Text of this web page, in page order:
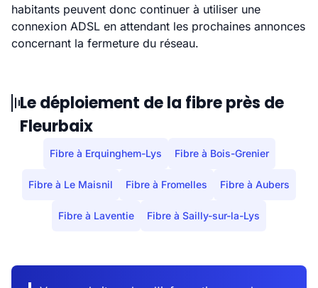
habitants peuvent donc continuer à utiliser une
connexion ADSL en attendant les prochaines annonces
concernant la fermeture du réseau.
Le déploiement de la fibre près de
Fleurbaix
Fibre à Erquinghem-Lys Fibre à Bois-Grenier
Fibre à Le Maisnil Fibre à Fromelles Fibre à Aubers
Fibre à Laventie Fibre à Sailly-sur-la-Lys